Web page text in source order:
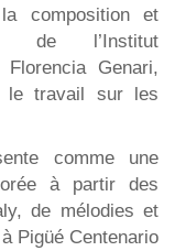
composition et
de l’Institut
Genari,
le travail sur les
comme une
à partir des
de mélodies et
Pigüé Centenario